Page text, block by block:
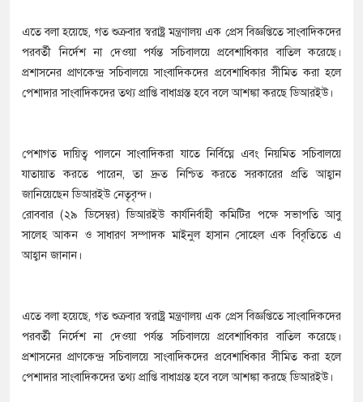
এতে বলা হয়েছে, গত শুক্রবার স্বরাষ্ট্র মন্ত্রণালয় এক প্রেস বিজ্ঞপ্তিতে সাংবাদিকদের
পরবর্তী নির্দেশ না দেওয়া পর্যন্ত সচিবালয়ে প্রবেশাধিকার বাতিল করেছে।
প্রশাসনের প্রাণকেন্দ্র সচিবালয়ে সাংবাদিকদের প্রবেশাধিকার সীমিত করা হলে
পেশাদার সাংবাদিকদের তথ্য প্রাপ্তি বাধাগ্রস্ত হবে বলে আশঙ্কা করছে ডিআরইউ।
পেশাগত দায়িত্ব পালনে সাংবাদিকরা যাতে নির্বিঘ্নে এবং নিয়মিত সচিবালয়ে
যাতায়াত করতে পারেন, তা দ্রুত নিশ্চিত করতে সরকারের প্রতি আহ্বান
জানিয়েছেন ডিআরইউ নেতৃবৃন্দ।
রোববার (২৯ ডিসেম্বর) ডিআরইউ কার্যনির্বাহী কমিটির পক্ষে সভাপতি আবু
সালেহ আকন ও সাধারণ সম্পাদক মাইনুল হাসান সোহেল এক বিবৃতিতে এ
আহ্বান জানান।
এতে বলা হয়েছে, গত শুক্রবার স্বরাষ্ট্র মন্ত্রণালয় এক প্রেস বিজ্ঞপ্তিতে সাংবাদিকদের
পরবর্তী নির্দেশ না দেওয়া পর্যন্ত সচিবালয়ে প্রবেশাধিকার বাতিল করেছে।
প্রশাসনের প্রাণকেন্দ্র সচিবালয়ে সাংবাদিকদের প্রবেশাধিকার সীমিত করা হলে
পেশাদার সাংবাদিকদের তথ্য প্রাপ্তি বাধাগ্রস্ত হবে বলে আশঙ্কা করছে ডিআরইউ।